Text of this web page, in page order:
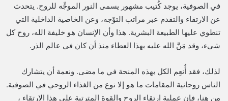
في الصوفية، يوجد كُتيب مشهور يسمى النور الموجِّه للروح. يتحدث
عن الارتقاء والتقدم عبر مراتب التوّجه، وعن الخاصية الداخلية التي
تنطوي عليها الطبيعة البشرية. هذا وأن الإنسان هو خليفة الله، روح كل
شيء، وقد مَنَّ الله عليه بهذا العطاء منذ أن كان في عالم الذر.
لذلك، فقد أُنعِم الكل بهذه المنحة في ما مضى. ونعمة أن يتشارك
الناس روحانية المقامات ما هو إلا نوع من الغذاء الروحي في الصوفية.
من هنا، فإن عملية ارتقاء الروح والقوة المترتبة على هذا الارتقاء ،